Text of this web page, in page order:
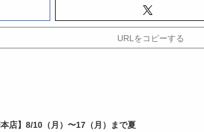
URLをコピーする
本店】8/10（月）〜17（月）まで夏